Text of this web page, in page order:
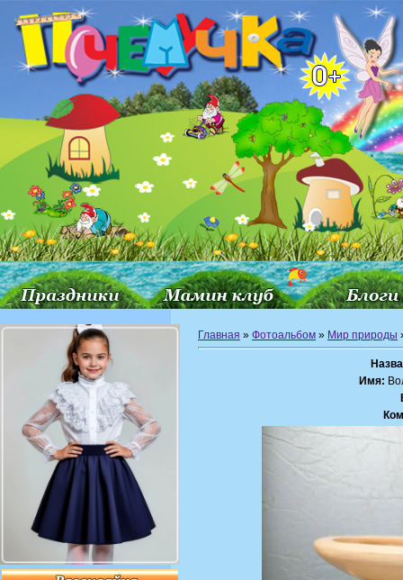
Главная » Фотоальбом » Мир природы
Имя: